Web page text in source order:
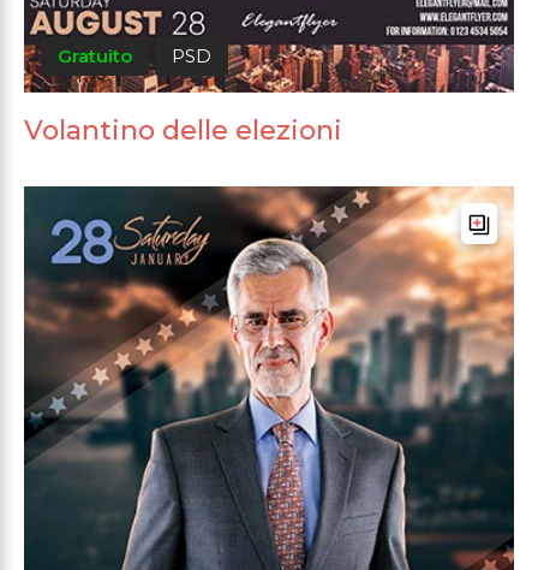
Gratuito PSD
Volantino delle elezioni